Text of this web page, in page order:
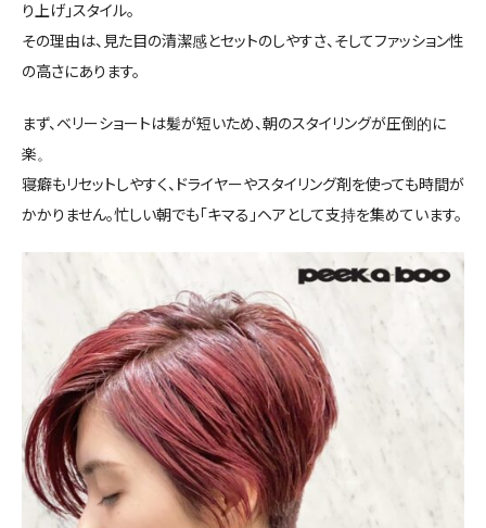
り上げ」スタイル。
その理由は、見た目の清潔感とセットのしやすさ、そしてファッション性
の高さにあります。
まず、ベリーショートは髪が短いため、朝のスタイリングが圧倒的に
楽。
寝癖もリセットしやすく、ドライヤーやスタイリング剤を使っても時間が
かかりません。忙しい朝でも「キマる」ヘアとして支持を集めています。